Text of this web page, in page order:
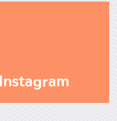
Instagram